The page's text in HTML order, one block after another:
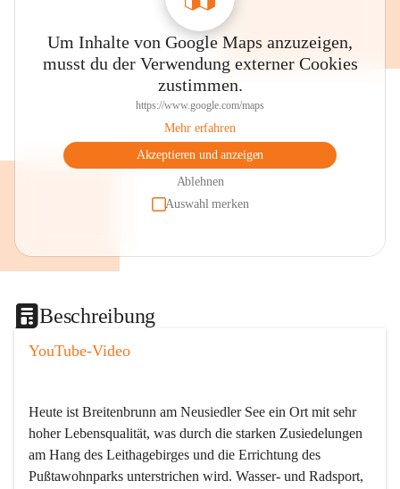
Um Inhalte von Google Maps anzuzeigen,
musst du der Verwendung externer Cookies
zustimmen.
https://www.google.com/maps
Mehr erfahren
Akzeptieren und anzeigen
Ablehnen
Auswahl merken
Beschreibung
YouTube-Video
Heute ist Breitenbrunn am Neusiedler See ein Ort mit sehr
hoher Lebensqualität, was durch die starken Zusiedelungen
am Hang des Leithagebirges und die Errichtung des
Pußtawohnparks unterstrichen wird. Wasser- und Radsport,